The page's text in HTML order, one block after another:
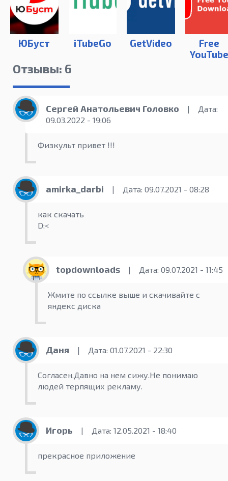
ЮБуст iTubeGo GetVideo
Free
YouTube
Отзывы: 6
Сергей Анатольевич Головко |
Дата:
09.03.2022 - 19:06
Физкульт привет !!!
amirka_darbi | Дата: 09.07.2021 - 08:28
как скачать
D:<
topdownloads | Дата: 09.07.2021 - 11:45
Жмите по ссылке выше и скачивайте с
яндекс диска
Даня | Дата: 01.07.2021 - 22:30
Согласен.Давно на нем сижу.Не понимаю
людей терпящих рекламу.
Игорь | Дата: 12.05.2021 - 18:40
прекрасное приложение